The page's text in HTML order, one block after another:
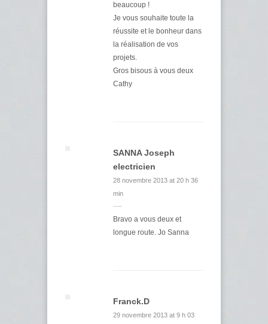
beaucoup !
Je vous souhaite toute la
réussite et le bonheur dans
la réalisation de vos
projets.
Gros bisous à vous deux
Cathy
SANNA Joseph
electricien
28 novembre 2013 at 20 h 36
min
Bravo a vous deux et
longue route. Jo Sanna
Franck.D
29 novembre 2013 at 9 h 03